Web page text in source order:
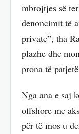
mbrojtjes së
denoncimit të
private”, tha
plazhe dhe
prona të
Nga ana e saj
offshore me
për të mos u